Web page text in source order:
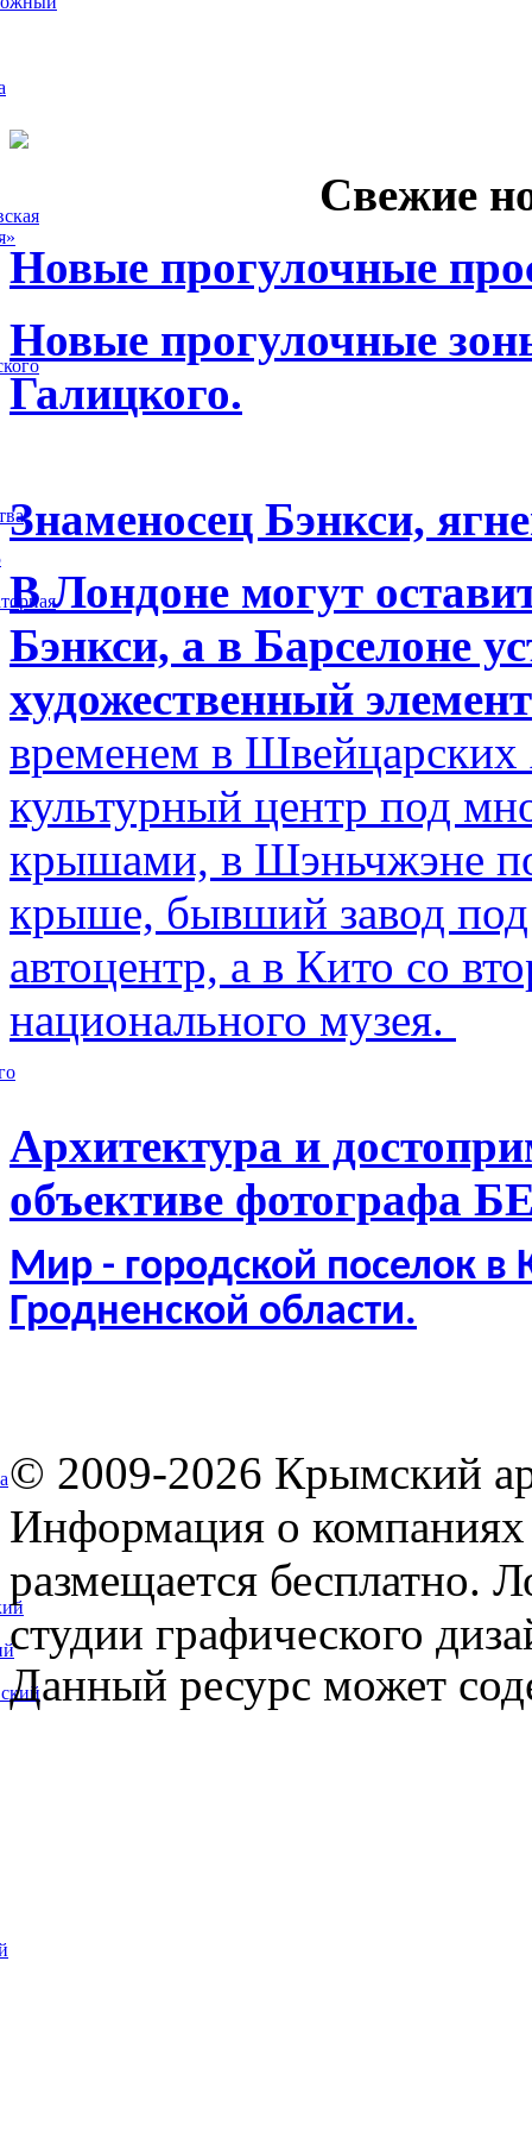
Свежие
Новые прогулочные
Новые прогулочные
Галицкого.
Знаменосец Бэнкси,
В Лондоне могут
Бэнкси, а в Барселоне
художественный
временем в Швейцарских
культурный центр под
крышами, в Шэньчжэне
крыше, бывший завод
автоцентр, а в Кито со
национального музея.
Архитектура и
объективе фотографа
Мир - городской поселок в
Гродненской области.
© 2009-2026 Крымский
Информация о компаниях
размещается бесплатно.
студии графического
Данный ресурс может